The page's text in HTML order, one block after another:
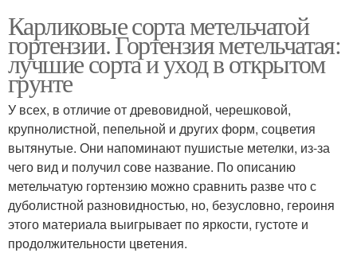
Карликовые сорта метельчатой
гортензии. Гортензия метельчатая:
лучшие сорта и уход в открытом
грунте
У всех, в отличие от древовидной, черешковой,
крупнолистной, пепельной и других форм, соцветия
вытянутые. Они напоминают пушистые метелки, из-за
чего вид и получил сове название. По описанию
метельчатую гортензию можно сравнить разве что с
дуболистной разновидностью, но, безусловно, героиня
этого материала выигрывает по яркости, густоте и
продолжительности цветения.